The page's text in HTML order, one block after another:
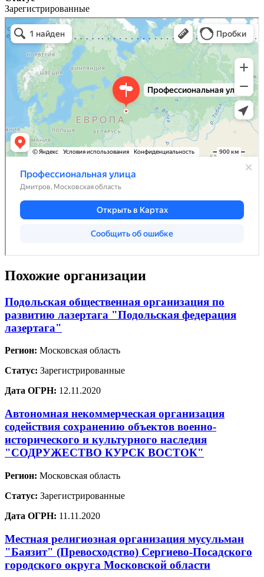
Зарегистрированные
Похожие организации
Подольская общественная организация по
развитию лазертага "Подольская федерация
лазертага"
Регион: Московская область
Статус: Зарегистрированные
Дата ОГРН: 12.11.2020
Автономная некоммерческая организация
содействия сохранению объектов военно-
исторического и культурного наследия
"СОДРУЖЕСТВО КУРСК ВОСТОК"
Регион: Московская область
Статус: Зарегистрированные
Дата ОГРН: 11.11.2020
Местная религиозная организация мусульман
"Баязит" (Превосходство) Сергиево-Посадского
городского округа Московской области